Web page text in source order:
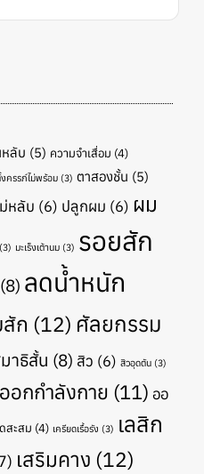
ลับ (5) ความจำเสื่อม (4)
ครรภ์ไม่พร้อม (3) ตาสองชั้น (5)
หลับ (6) ปลูกผม (6) ผม
(3) มะเร็งเต้านม (3) รอยสัก
(8) ลดน้ำหนัก
ก (12) ศัลยกรรม
าธิสั้น (8) สิว (6) สิวอุดตัน (3)
ออกกำลังกาย (11) ออ
สะสม (4) เครียดเรื้อรัง (3) เลสิก
เสริมคาง (12)